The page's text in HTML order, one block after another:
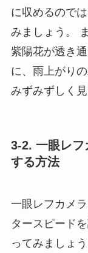
に収めるので
みましょう。
紫陽花が透き
に、雨上がり
みずみずしく見
3-2. 一眼レフ
する方法
一眼レフカメ
タースピード
ってみましょ